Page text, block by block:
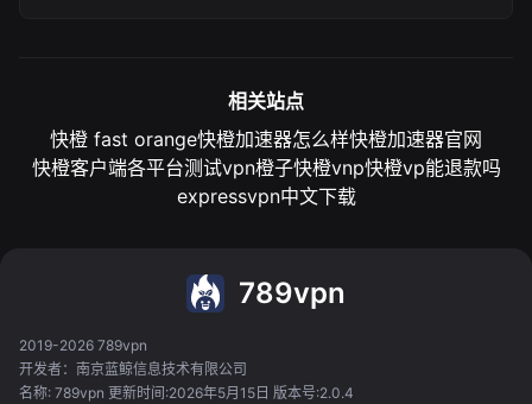
相关站点
快橙 fast orange快橙加速器怎么样快橙加速器官网
快橙客户端各平台测试vpn橙子快橙vnp快橙vp能退款吗
expressvpn中文下载
789vpn
2019-2026 789vpn
开发者：南京蓝鲸信息技术有限公司
名称: 789vpn 更新时间:2026年5月15日 版本号:2.0.4